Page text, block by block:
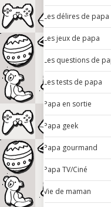
Les délires de papa
Les jeux de papa
Les questions de
Les tests de papa
Papa en sortie
Papa geek
Papa gourmand
Papa TV/Ciné
Vie de maman